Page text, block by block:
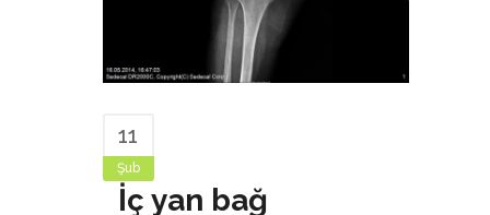
11
Şub
İç yan bağ